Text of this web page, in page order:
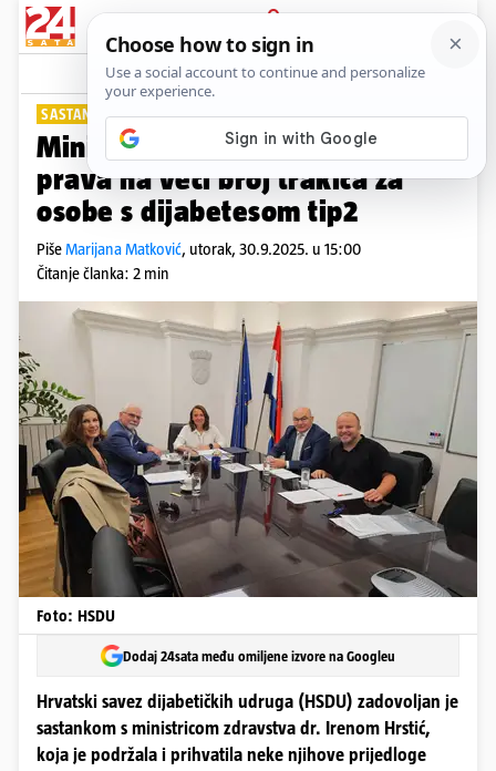
PRIJAVA
Lifestyle Komentari
SASTANAK UDRUGA I MINISTRICE ZDRAVSTVA
Ministrica podržala vraćanje
prava na veći broj trakica za
osobe s dijabetesom tip2
PišeMarijana Matković, utorak, 30.9.2025. u 15:00
Čitanje članka: 2 min
Foto: HSDU
Dodaj 24sata među omiljene izvore na Googleu
Hrvatski savez dijabetičkih udruga (HSDU) zadovoljan je
sastankom s ministricom zdravstva dr. Irenom Hrstić,
koja je podržala i prihvatila neke njihove prijedloge